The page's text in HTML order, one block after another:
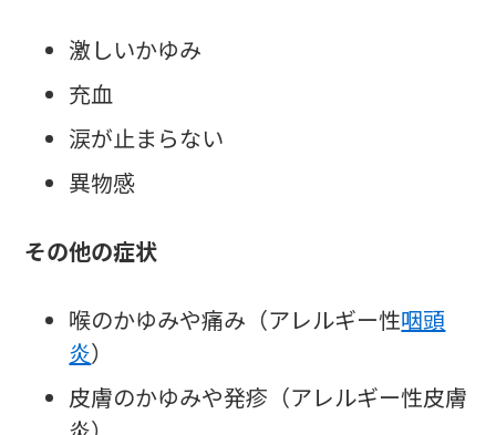
激しいかゆみ
充血
涙が止まらない
異物感
その他の症状
喉のかゆみや痛み（アレルギー性咽頭
炎）
皮膚のかゆみや発疹（アレルギー性皮膚